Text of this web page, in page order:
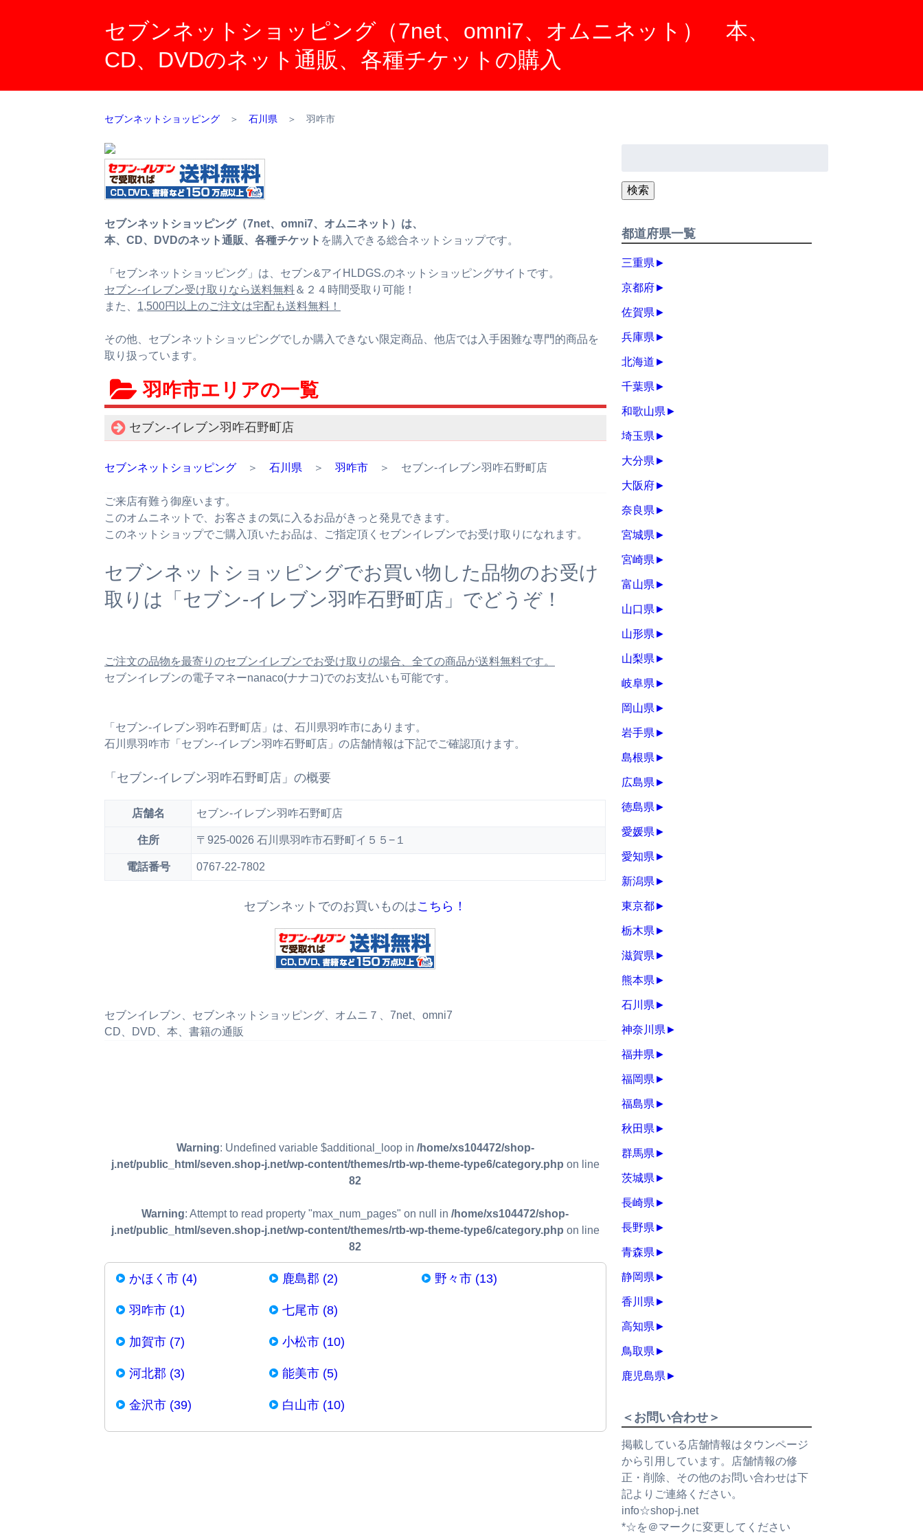
セブンネットショッピング（7net、omni7、オムニネット） 本、
CD、DVDのネット通販、各種チケットの購入
セブンネットショッピング ＞ 石川県 ＞ 羽咋市
セブンネットショッピング（7net、omni7、オムニネット）は、
本、CD、DVDのネット通販、各種チケット を購入できる総合ネットショップです。
「セブンネットショッピング」は、セブン&アイHLDGS.のネットショッピングサイトです。
セブン‐イレブン受け取りなら送料無料＆２４時間受取り可能！
また、 1,500円以上のご注文は宅配も送料無料！
その他、セブンネットショッピングでしか購入できない限定商品、他店では入手困難な専門的商品を
取り扱っています。
羽咋市エリアの一覧
セブン‐イレブン羽咋石野町店
セブンネットショッピング ＞ 石川県 ＞ 羽咋市 ＞ セブン‐イレブン羽咋石野町店
ご来店有難う御座います。
このオムニネットで、お客さまの気に入るお品がきっと発見できます。
このネットショップでご購入頂いたお品は、ご指定頂くセブンイレブンでお受け取りになれます。
セブンネットショッピングでお買い物した品物のお受け
取りは「セブン‐イレブン羽咋石野町店」でどうぞ！
ご注文の品物を最寄りのセブンイレブンでお受け取りの場合、全ての商品が送料無料です。
セブンイレブンの電子マネーnanaco(ナナコ)でのお支払いも可能です。
「セブン‐イレブン羽咋石野町店」は、石川県羽咋市にあります。
石川県羽咋市「セブン‐イレブン羽咋石野町店」の店舗情報は下記でご確認頂けます。
「セブン‐イレブン羽咋石野町店」の概要
店舗名 セブン‐イレブン羽咋石野町店
住所 〒925-0026 石川県羽咋市石野町イ５５−１
電話番号 0767-22-7802
セブンネットでのお買いものはこちら！
セブンイレブン、セブンネットショッピング、オムニ７、7net、omni7
CD、DVD、本、書籍の通販
Warning: Undefined variable $additional_loop in /home/xs104472/shop-
j.net/public_html/seven.shop-j.net/wp-content/themes/rtb-wp-theme-type6/category.php on line
82
Warning: Attempt to read property "max_num_pages" on null in/home/xs104472/shop-
j.net/public_html/seven.shop-j.net/wp-content/themes/rtb-wp-theme-type6/category.php on line
82
かほく市 (4)
羽咋市 (1)
加賀市 (7)
河北郡 (3)
金沢市 (39)
鹿島郡 (2)
七尾市 (8)
小松市 (10)
能美市 (5)
白山市 (10)
野々市 (13)
検索
都道府県一覧
三重県 ►
京都府►
佐賀県 ►
兵庫県 ►
北海道 ►
千葉県 ►
和歌山県 ►
埼玉県 ►
大分県 ►
大阪府►
奈良県 ►
宮城県 ►
宮崎県 ►
富山県 ►
山口県 ►
山形県 ►
山梨県 ►
岐阜県 ►
岡山県 ►
岩手県 ►
島根県 ►
広島県 ►
徳島県 ►
愛媛県 ►
愛知県 ►
新潟県 ►
東京都►
栃木県 ►
滋賀県 ►
熊本県 ►
石川県 ►
神奈川県 ►
福井県 ►
福岡県 ►
福島県 ►
秋田県 ►
群馬県 ►
茨城県 ►
長崎県 ►
長野県 ►
青森県 ►
静岡県 ►
香川県 ►
高知県 ►
鳥取県 ►
鹿児島県 ►
＜お問い合わせ＞
掲載している店舗情報はタウンページ
から引用しています。店舗情報の修
正・削除、その他のお問い合わせは下
記よりご連絡ください。
info☆shop-j.net
*☆を＠マークに変更してください